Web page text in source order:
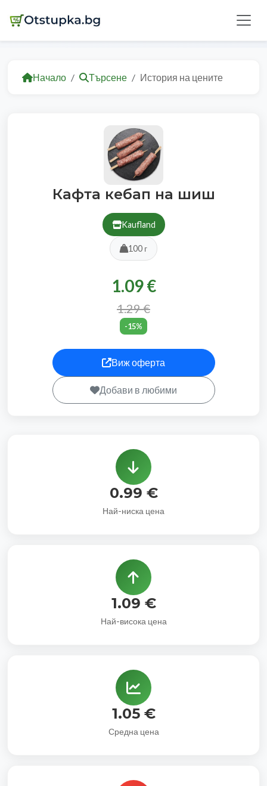
Начало Търсене История на цените
Кафта кебап на шиш
Kaufland
100 г
1.09 €
1.29 €
-15%
Виж оферта
Добави в любими
0.99 €
Най-ниска цена
1.09 €
Най-висока цена
1.05 €
Средна цена